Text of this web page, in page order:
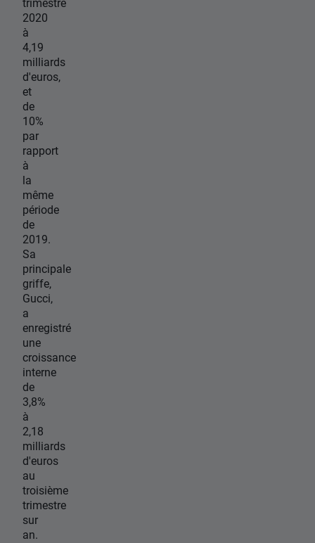
2020
à
4,19
milliards
d'euros,
et
de
10%
par
rapport
à
la
même
période
de
2019.
Sa
principale
griffe,
Gucci,
a
enregistré
une
croissance
interne
de
3,8%
à
2,18
milliards
d'euros
au
troisième
trimestre
sur
an.